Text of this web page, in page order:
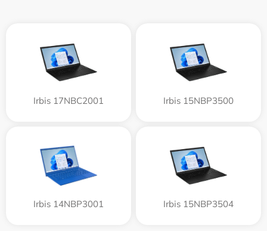
Irbis 17NBC2001 Irbis 15NBP3500
Irbis 14NBP3001 Irbis 15NBP3504